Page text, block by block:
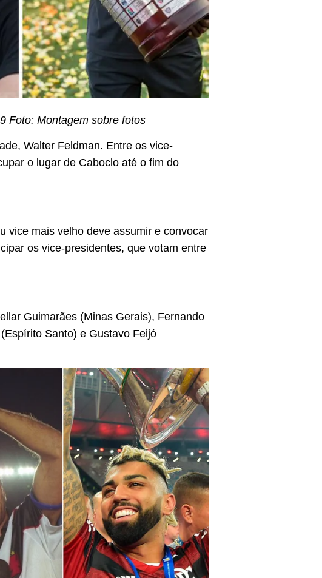
Foto: Montagem sobre fotos
Walter Feldman. Entre os vice-
o lugar de Caboclo até o fim do
vice mais velho deve assumir e convocar
os vice-presidentes, que votam entre
Guimarães (Minas Gerais), Fernando
Santo) e Gustavo Feijó